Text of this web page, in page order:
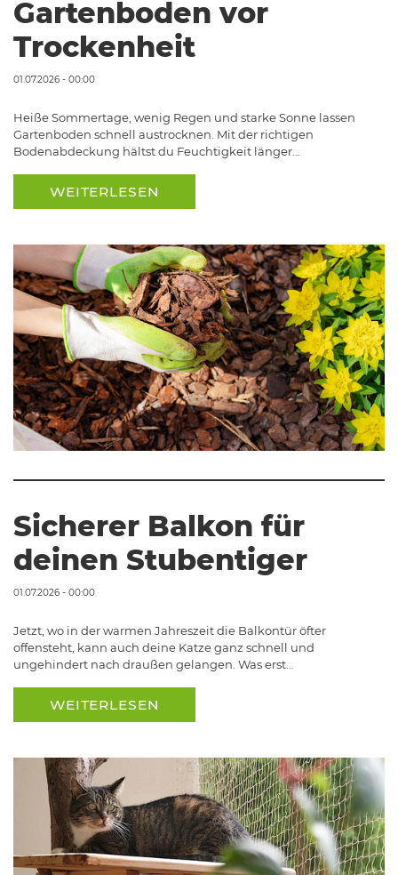
Gartenboden vor
Trockenheit
01.07.2026 - 00:00
Heiße Sommertage, wenig Regen und starke Sonne lassen
Gartenboden schnell austrocknen. Mit der richtigen
Bodenabdeckung hältst du Feuchtigkeit länger…
WEITERLESEN
Sicherer Balkon für
deinen Stubentiger
01.07.2026 - 00:00
Jetzt, wo in der warmen Jahreszeit die Balkontür öfter
offensteht, kann auch deine Katze ganz schnell und
ungehindert nach draußen gelangen. Was erst…
WEITERLESEN